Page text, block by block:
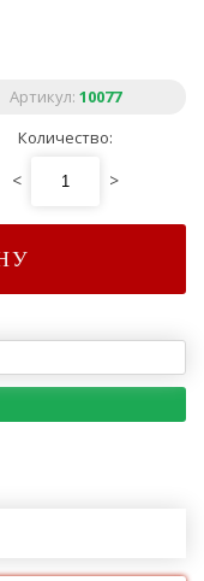
Артикул: 10077
Количество:
< >